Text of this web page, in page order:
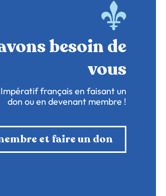
besoin de
vous
français en faisant un
don ou en devenant membre !
et faire un don